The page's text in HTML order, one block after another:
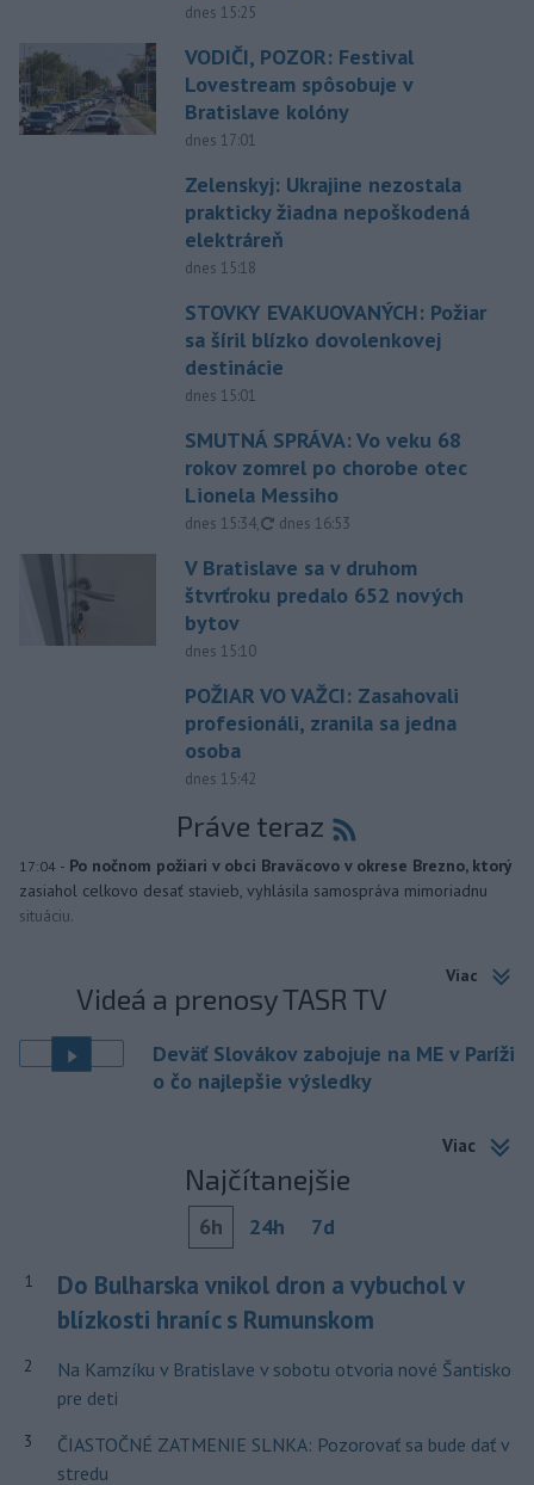
dnes 15:25
VODIČI, POZOR: Festival
Lovestream spôsobuje v
Bratislave kolóny
dnes 17:01
Zelenskyj: Ukrajine nezostala
prakticky žiadna nepoškodená
elektráreň
dnes 15:18
STOVKY EVAKUOVANÝCH: Požiar
sa šíril blízko dovolenkovej
destinácie
dnes 15:01
SMUTNÁ SPRÁVA: Vo veku 68
rokov zomrel po chorobe otec
Lionela Messiho
dnes 15:34, aktualizované
dnes 16:53
V Bratislave sa v druhom
štvrťroku predalo 652 nových
bytov
dnes 15:10
POŽIAR VO VAŽCI: Zasahovali
profesionáli, zranila sa jedna
osoba
dnes 15:42
Práve teraz
17:04 - Po nočnom požiari v obci Braväcovo v okrese Brezno, ktorý
zasiahol celkovo desať stavieb, vyhlásila samospráva mimoriadnu
situáciu.
Viac
Videá a prenosy TASR TV
Deväť Slovákov zabojuje na ME v Paríži
o čo najlepšie výsledky
Viac
Najčítanejšie
6h 24h 7d
1
Do Bulharska vnikol dron a vybuchol v
blízkosti hraníc s Rumunskom
2
Na Kamzíku v Bratislave v sobotu otvoria nové Šantisko
pre deti
3
ČIASTOČNÉ ZATMENIE SLNKA: Pozorovať sa bude dať v
stredu